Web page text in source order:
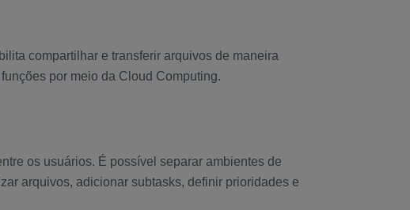
compartilhar e transferir arquivos de maneira
por meio da Cloud Computing.
os usuários. É possível separar ambientes de
arquivos, adicionar subtasks, definir prioridades e